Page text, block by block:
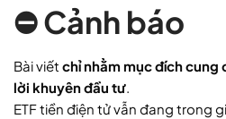
⛔ Cảnh báo
Bài viết chỉ nhằm mục đích cung
lời khuyên đầu tư.
ETF tiền điện tử vẫn đang trong